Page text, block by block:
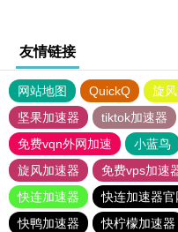
友情链接
网站地图 QuickQ 旋
坚果加速器
tiktok加速器
免费vqn外网加速
小蓝鸟
旋风加速器
免费vps加速
快连加速器
快连加速器官
快鸭加速器
快柠檬加速器